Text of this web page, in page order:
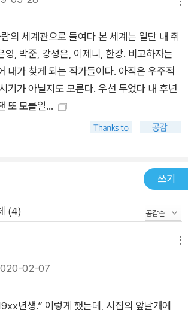
속에 외따로 존재할 뿐이다. 원래,는 언
삶 이전에 죽음이 죽음 이후에도 죽음이 있
다른 것을 상상할 수 있는가 모든 것이 녹
볼 수 있다. 서로 다른 시간을 그려나가는 너
정하지 않으므로 반드시 발생할 수밖에 없는
까. 그 틈들로 “모든 것이 녹아드는 시간”,
형성의 시공간에는 “삶 이전에 죽음이 죽음
재하는 곳이자 삶과 죽음을 비롯한 모든 것
면, 정말 어쩌면 하재연의 세계에선 죽음 이
현될 수 있는 작은 가능성을 만나볼 수 있지
의 세계관으로 들여다 본 세계는 일단 내 취
영, 박준, 강성은, 이제니, 한강. 비교하자는
내가 찾게 되는 작가들이다. 아직은 우주적
기가 아닐지도 모른다. 우선 두었다 내 후년
또 모를일...
쓰기
(4)
02-07
년생.” 이렇게 했는데, 시집의 앞날개에